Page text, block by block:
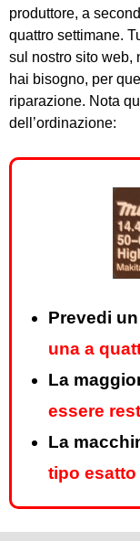
produttore, a
quattro settimane.
sul nostro sito web,
hai bisogno, per
riparazione. Nota
dell’ordinazione:
Prevedi
una a
La
essere
La
tipo esatto